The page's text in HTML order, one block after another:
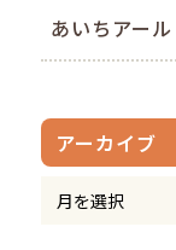
あいちアー
アーカイブ